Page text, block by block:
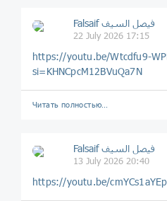
Falsaif فيصل السيف
22 July 2026 17:15
https://youtu.be/Wtcdfu9-
si=KHNCpcM12BVuQa7N
Читать полностью…
Falsaif فيصل السيف
13 July 2026 20:40
https://youtu.be/